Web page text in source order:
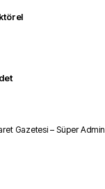
Gazetesi – Süper Admin